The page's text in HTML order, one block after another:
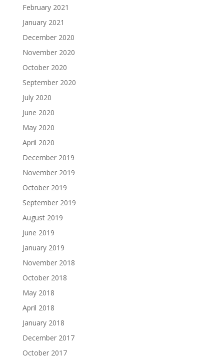
February 2021
January 2021
December 2020
November 2020
October 2020
September 2020
July 2020
June 2020
May 2020
April 2020
December 2019
November 2019
October 2019
September 2019
August 2019
June 2019
January 2019
November 2018
October 2018
May 2018
April 2018
January 2018
December 2017
October 2017